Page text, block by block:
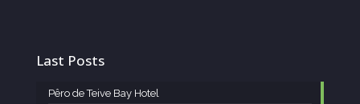
Last Posts
Pêro de Teive Bay Hotel